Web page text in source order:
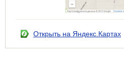
Открыть на Яндекс.Картах